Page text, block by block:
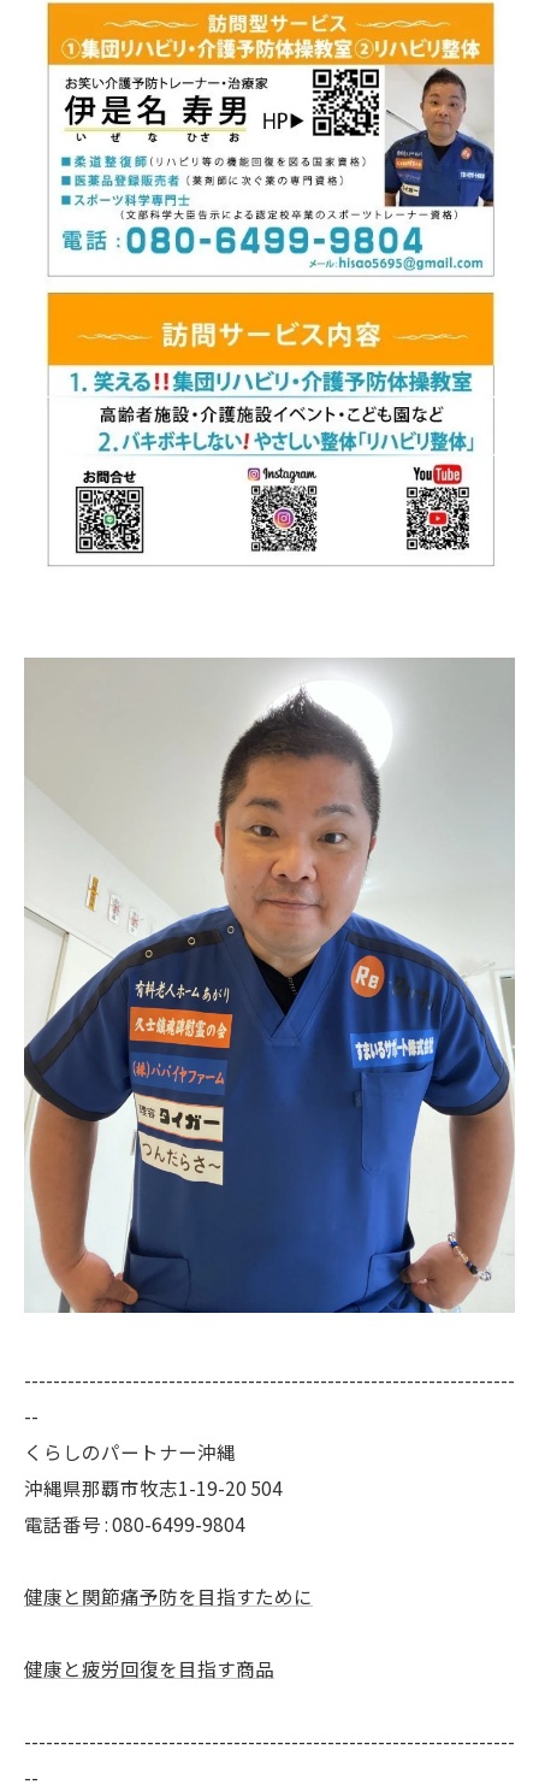
--------------------------------------------------------------------
--
くらしのパートナー沖縄
沖縄県那覇市牧志1-19-20 504
電話番号 : 080-6499-9804
健康と関節痛予防を目指すために
健康と疲労回復を目指す商品
--------------------------------------------------------------------
--